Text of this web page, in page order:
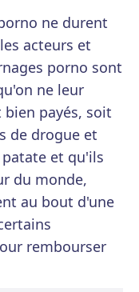
ne durent
acteurs et
porno sont
ne leur
payés, soit
de drogue et
et qu'ils
du monde,
au bout d'une
rembourser